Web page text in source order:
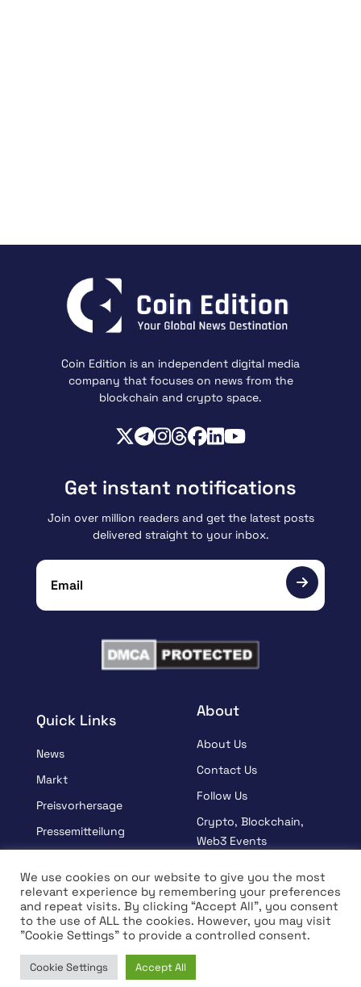
Coin Edition is an independent digital media
company that focuses on news from the
blockchain and crypto space.
Quick Links
News
Markt
Preisvorhersage
Pressemitteilung
Lernen
Interview
About
About Us
Contact Us
Follow Us
Crypto, Blockchain,
Web3 Events
Terms And Condition
Privacy Policy
Get instant notifications
Join over million readers and get the latest posts
delivered straight to your inbox.
© Copyright 2026 All rights Reserved | Coin Edition
We use cookies on our website to give you the most
relevant experience by remembering your preferences
and repeat visits. By clicking “Accept All”, you consent
to the use of ALL the cookies. However, you may visit
"Cookie Settings" to provide a controlled consent.
Cookie Settings Accept All